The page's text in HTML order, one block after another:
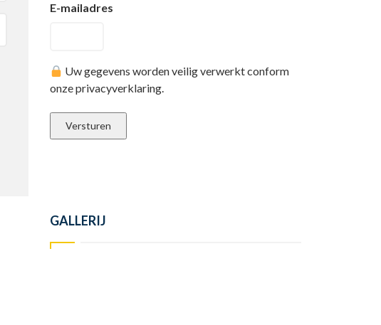
E-mailadres
Uw gegevens worden veilig verwerkt conform
onze privacyverklaring.
GALLERIJ